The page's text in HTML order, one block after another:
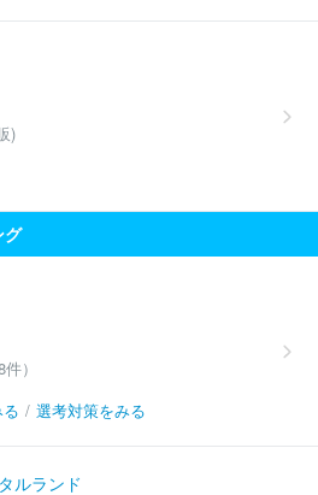
)
グ
件）
/ 選考対策をみる
ルランド